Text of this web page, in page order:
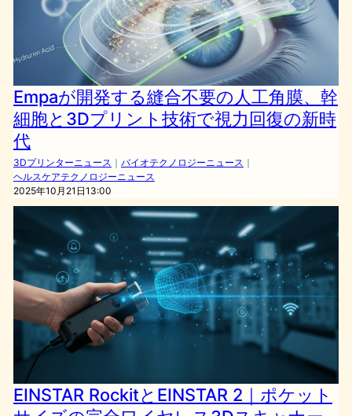
Empaが開発する縫合不要の人工角膜、幹
細胞と3Dプリント技術で視力回復の新時
代
3Dプリンターニュース ｜ バイオテクノロジーニュース ｜
ヘルスケアテクノロジーニュース
2025年10月21日13:00
EINSTAR RockitとEINSTAR 2｜ポケット